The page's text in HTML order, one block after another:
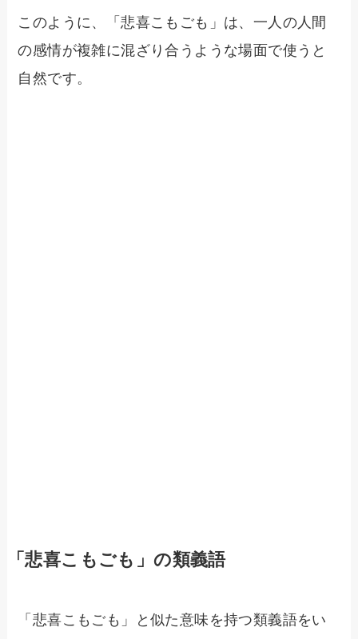
このように、「悲喜こもごも」は、一人の人間
の感情が複雑に混ざり合うような場面で使うと
自然です。
「悲喜こもごも」の類義語
「悲喜こもごも」と似た意味を持つ類義語をい